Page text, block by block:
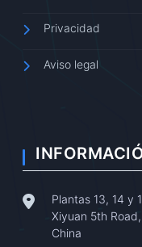
Privacidad
Aviso legal
Plantas 13, 14 y
Xiyuan 5th
China